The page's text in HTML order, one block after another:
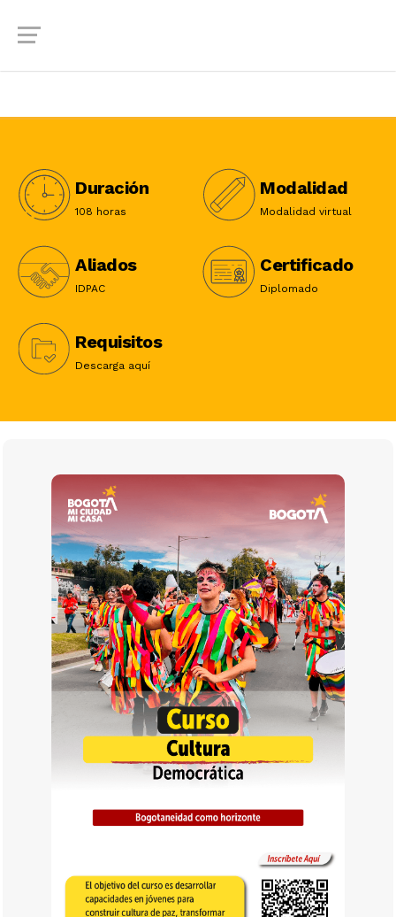
Duración
108 horas
Modalidad
Modalidad virtual
Aliados
IDPAC
Certificado
Diplomado
Requisitos
Descarga aquí